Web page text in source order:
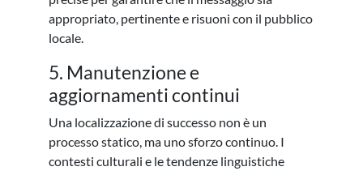
appropriato, pertinente e risuoni con il pubblico
locale.
5. Manutenzione e
aggiornamenti continui
Una localizzazione di successo non è un
processo statico, ma uno sforzo continuo. I
contesti culturali e le tendenze linguistiche